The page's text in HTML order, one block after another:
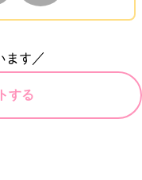
ます／
する